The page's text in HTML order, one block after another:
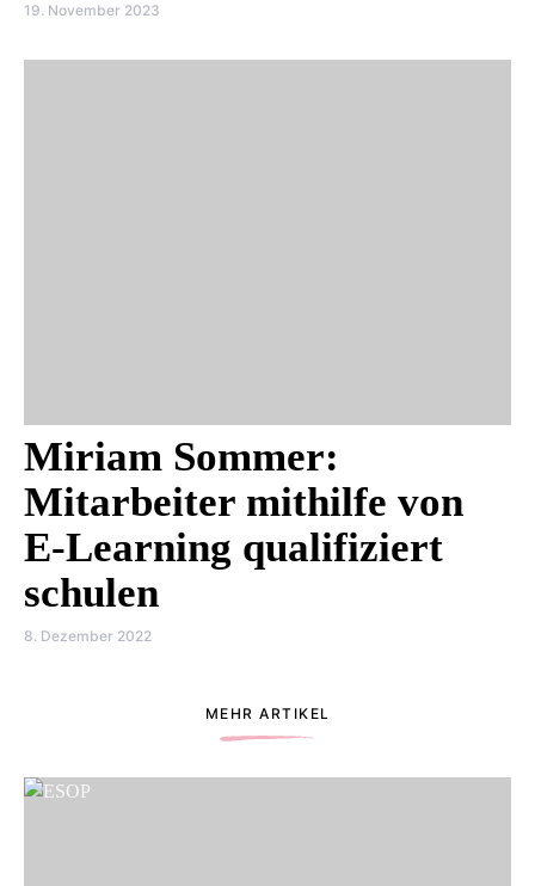
19. November 2023
Miriam Sommer:
Mitarbeiter mithilfe von
E-Learning qualifiziert
schulen
8. Dezember 2022
MEHR ARTIKEL